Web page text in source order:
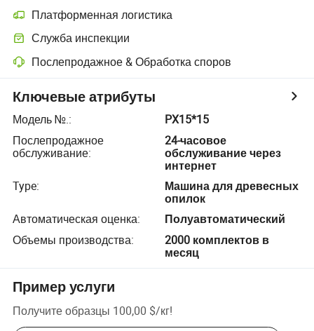
Платформенная логистика
Служба инспекции
Послепродажное & Обработка споров
Ключевые атрибуты
Модель №.:
PX15*15
Послепродажное
обслуживание:
24-часовое
обслуживание через
интернет
Type:
Машина для древесных
опилок
Автоматическая оценка:
Полуавтоматический
Объемы производства:
2000 комплектов в
месяц
Пример услуги
Получите образцы 100,00 $/кг!